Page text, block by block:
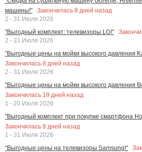
машины!"
Закончилась 8 дней назад
2 - 31 Июля 2026
"Выгодный комплект: телевизоры LG!"
2 - 31 Июля 2026
"Выгодные цены на мойки высокого давления
Закончилась 8 дней назад
2 - 31 Июля 2026
"Выгодные цены на мойки высокого давления
Закончилась 19 дней назад
1 - 20 Июля 2026
"Выгодный комплект при покупке смартфона
Закончилась 8 дней назад
1 - 31 Июля 2026
"Выгодные цены на телевизоры Samsung!"